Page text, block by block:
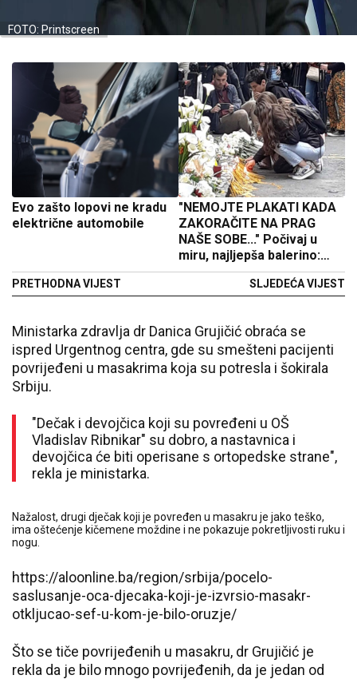
FOTO: Printscreen
Evo zašto lopovi ne kradu
električne automobile
PRETHODNA VIJEST
"NEMOJTE PLAKATI KADA
ZAKORAČITE NA PRAG
NAŠE SOBE..." Počivaj u
miru, najljepša balerino:
Opraštajuće poruke djece
iz osnovne škole slamaju
SLJEDEĆA VIJEST
Ministarka zdravlja dr Danica Grujičić obraća se
ispred Urgentnog centra, gde su smešteni pacijenti
povrijeđeni u masakrima koja su potresla i šokirala
Srbiju.
"Dečak i devojčica koji su povređeni u OŠ
Vladislav Ribnikar" su dobro, a nastavnica i
devojčica će biti operisane s ortopedske strane",
rekla je ministarka.
Nažalost, drugi dječak koji je povređen u masakru je jako teško,
ima oštećenje kičemene moždine i ne pokazuje pokretljivosti ruku i
nogu.
https://aloonline.ba/region/srbija/pocelo-
saslusanje-oca-djecaka-koji-je-izvrsio-masakr-
otkljucao-sef-u-kom-je-bilo-oruzje/
Što se tiče povrijeđenih u masakru, dr Grujičić je
rekla da je bilo mnogo povrijeđenih, da je jedan od